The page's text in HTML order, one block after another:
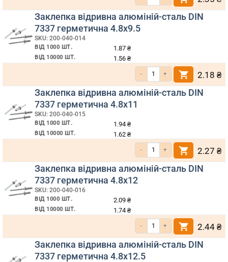
Заклепка відривна алюміній-сталь DIN
7337 герметична 4.8х9.5
SKU: 200-040-014
ВІД 1000 ШТ. 1.87 ₴
ВІД 10000 ШТ. 1.56 ₴
Кількість Заклепка відривна
2.18 ₴
Заклепка відривна алюміній-сталь DIN
7337 герметична 4.8х11
SKU: 200-040-015
ВІД 1000 ШТ. 1.94 ₴
ВІД 10000 ШТ. 1.62 ₴
Кількість Заклепка відривна
2.27 ₴
Заклепка відривна алюміній-сталь DIN
7337 герметична 4.8х12
SKU: 200-040-016
ВІД 1000 ШТ. 2.09 ₴
ВІД 10000 ШТ. 1.74 ₴
Кількість Заклепка відривна
2.44 ₴
Заклепка відривна алюміній-сталь DIN
7337 герметична 4.8х12.5